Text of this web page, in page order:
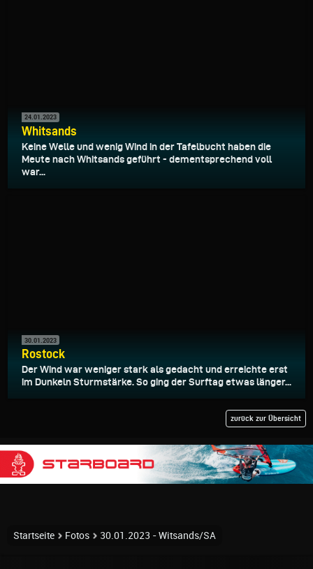
24.01.2023
Whitsands
Keine Welle und wenig Wind in der Tafelbucht haben die
Meute nach Whitsands geführt - dementsprechend voll
war...
30.01.2023
Rostock
Der Wind war weniger stark als gedacht und erreichte erst
im Dunkeln Sturmstärke. So ging der Surftag etwas länger...
zurück zur Übersicht
Startseite Fotos 30.01.2023 - Witsands/SA